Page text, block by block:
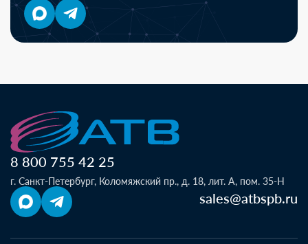
8 800 755 42 25
г. Санкт-Петербург, Коломяжский пр., д. 18, лит. А, пом. 35-Н
sales@atbspb.ru